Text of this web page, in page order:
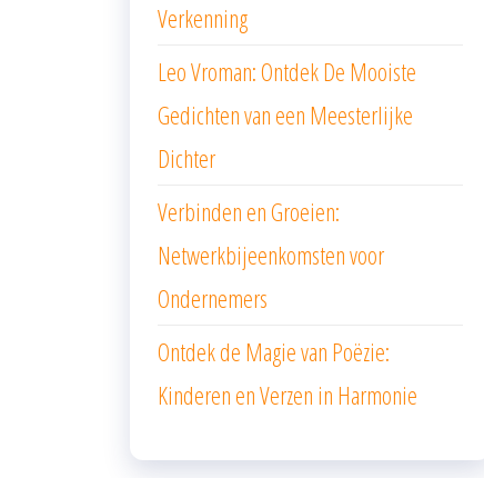
Verkenning
Leo Vroman: Ontdek De Mooiste
Gedichten van een Meesterlijke
Dichter
Verbinden en Groeien:
Netwerkbijeenkomsten voor
Ondernemers
Ontdek de Magie van Poëzie:
Kinderen en Verzen in Harmonie